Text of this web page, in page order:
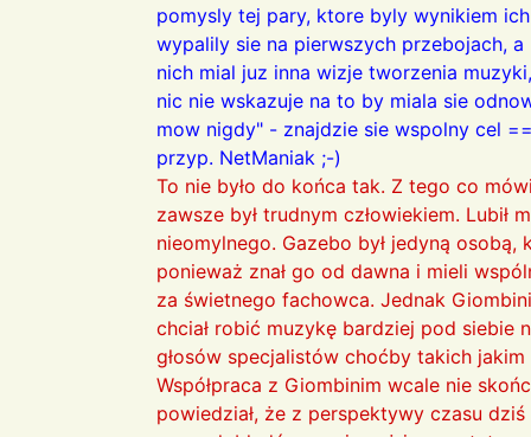
pomysly tej pary, ktore byly wynikiem
wypalily sie na pierwszych przebojach,
nich mial juz inna wizje tworzenia
nic nie wskazuje na to by miala sie
mow nigdy" - znajdzie sie wspolny cel
przyp. NetManiak ;-)
To nie było do końca tak. Z tego co
zawsze był trudnym człowiekiem. Lubił
nieomylnego. Gazebo był jedyną
ponieważ znał go od dawna i mieli
za świetnego fachowca. Jednak
chciał robić muzykę bardziej pod siebie
głosów specjalistów choćby takich
Współpraca z Giombinim wcale nie
powiedział, że z perspektywy czasu